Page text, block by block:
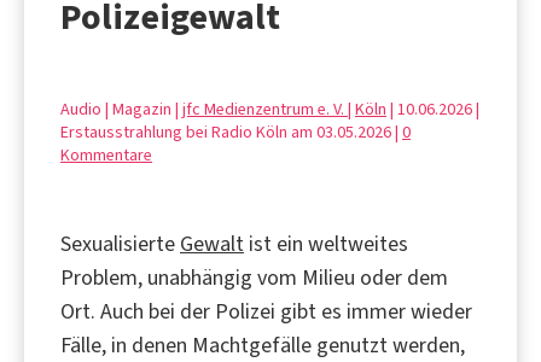
Polizeigewalt
Audio | Magazin | jfc Medienzentrum e. V. | Köln | 10.06.2026 |
Erstausstrahlung bei Radio Köln am 03.05.2026 | 0
Kommentare
Sexualisierte Gewalt ist ein weltweites
Problem, unabhängig vom Milieu oder dem
Ort. Auch bei der Polizei gibt es immer wieder
Fälle, in denen Machtgefälle genutzt werden,